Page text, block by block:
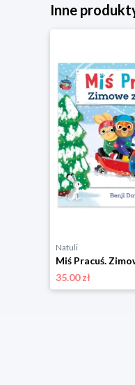
Inne
Natuli
35.00 zł